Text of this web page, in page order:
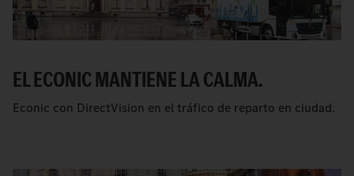
EL ECONIC MANTIENE LA CALMA.
Econic con DirectVision en el tráfico de reparto en ciudad.